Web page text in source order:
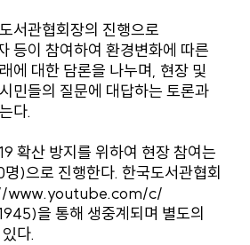
서관협회장의 진행으로
등이 참여하여 환경변화에 따른
에 대한 담론을 나누며, 현장 및
민들의 질문에 대답하는 토론과
다.
확산 방지를 위하여 현장 참여는
)으로 진행한다. 한국도서관협회
www.youtube.com/c/
을 통해 생중계되며 별도의
다.